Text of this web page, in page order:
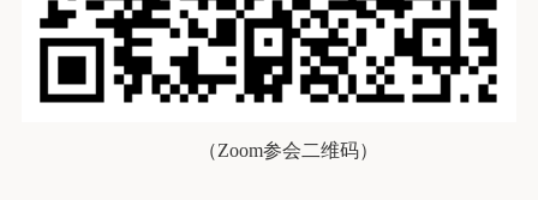
（Zoom参会二维码）